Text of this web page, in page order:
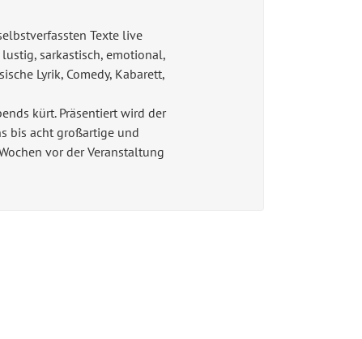
Texte live
sarkastisch, emotional,
Lyrik, Comedy, Kabarett,
kürt. Präsentiert wird der
bis acht großartige und
vor der Veranstaltung